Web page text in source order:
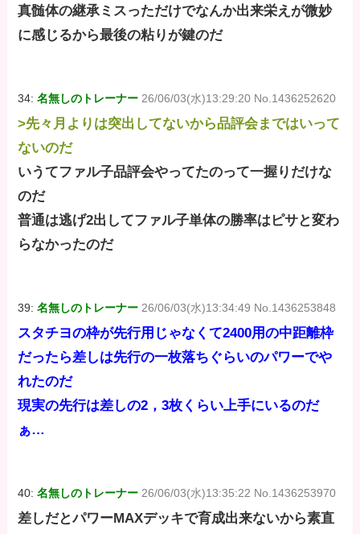
真髄体の継承ミスっただけでなんか出来栄えが微妙
に感じるから最後の粘りが鍵のだ
34:名無しのトレーナー 26/06/03(水)13:29:20 No.1436252620
>先々月よりは突出してないから品評会まではいって
ないのだ
いうてファル子品評会やってたのって一握りだけな
のだ
普通は逃げ2出してファル子単体の勝率はピサと変わ
らなかったのだ
39:名無しのトレーナー 26/06/03(水)13:34:49 No.1436253848
スタチヨの枠が先行用じゃなくて2400用の中距離枠
だったら差しは先行の一枚落ちぐらいのパワーでや
れたのだ
現実の先行は差しの2，3枚くらい上手にいるのだ
ぁ…
40:名無しのトレーナー 26/06/03(水)13:35:22 No.1436253970
差しだとパワーMAXデッキで育成出来ないから素直